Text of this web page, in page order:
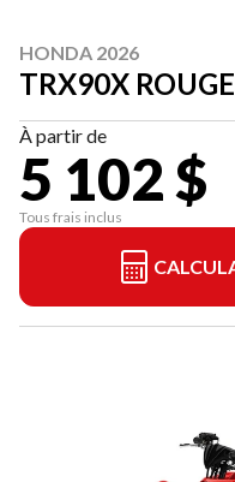
HONDA 2026
TRX90X
À partir de
5 102 $
Tous frais inclus